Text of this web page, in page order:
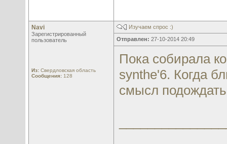
Navi
Зарегистрированный
пользователь
Из: Свердловская область
Сообщения: 128
Изучаем спрос :)
Отправлен: 27-10-2014 20:49
Пока собирала
synthe'6. Когда
смысл